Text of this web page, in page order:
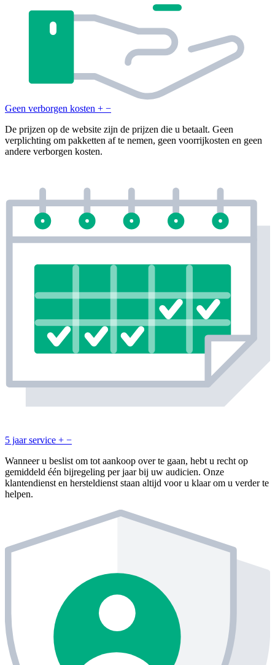
Geen verborgen kosten + −
De prijzen op de website zijn de prijzen die u betaalt. Geen
verplichting om pakketten af te nemen, geen voorrijkosten en geen
andere verborgen kosten.
5 jaar service + −
Wanneer u beslist om tot aankoop over te gaan, hebt u recht op
gemiddeld één bijregeling per jaar bij uw audicien. Onze
klantendienst en hersteldienst staan altijd voor u klaar om u verder te
helpen.